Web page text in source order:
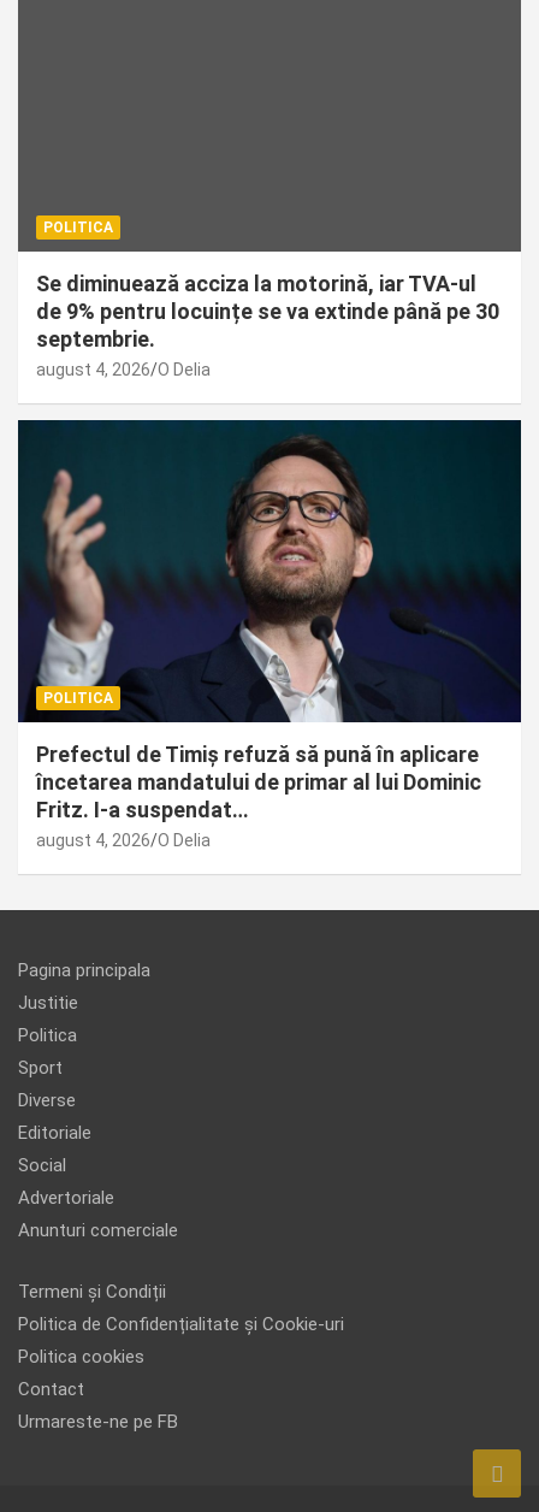
POLITICA
Se diminuează acciza la motorină, iar TVA-ul
de 9% pentru locuințe se va extinde până pe 30
septembrie.
august 4, 2026 O Delia
POLITICA
Prefectul de Timiș refuză să pună în aplicare
încetarea mandatului de primar al lui Dominic
Fritz. I-a suspendat…
august 4, 2026 O Delia
Pagina principala
Justitie
Politica
Sport
Diverse
Editoriale
Social
Advertoriale
Anunturi comerciale
Termeni și Condiții
Politica de Confidențialitate și Cookie-uri
Politica cookies
Contact
Urmareste-ne pe FB